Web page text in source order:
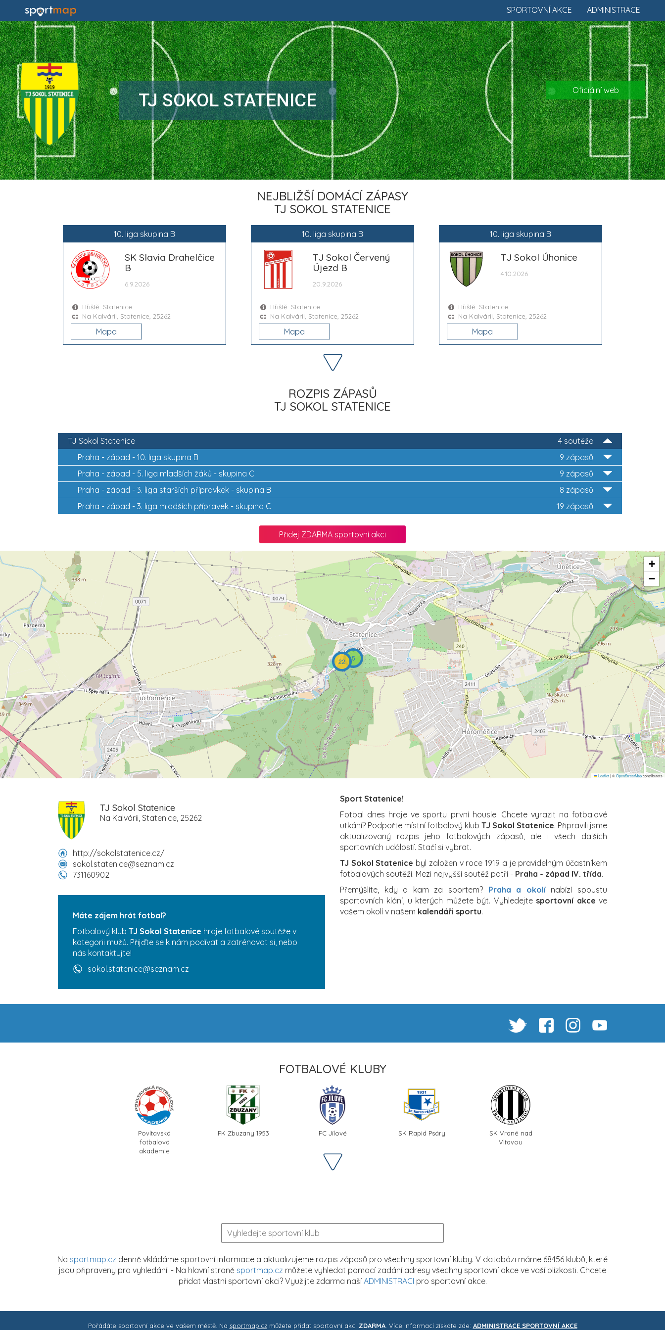
ADMINISTRACE
SPORTOVNÍ AKCE
TJ SOKOL STATENICE Oficiální web
NEJBLIŽŠÍ DOMÁCÍ ZÁPASY
TJ SOKOL STATENICE
10. liga skupina B
SK Slavia Drahelčice
B
6.9.2026
Hřiště: Statenice
Na Kalvárii, Statenice, 25262
Mapa
10. liga skupina B
TJ Sokol Červený
Újezd B
20.9.2026
Hřiště: Statenice
Na Kalvárii, Statenice, 25262
Mapa
10. liga skupina B
TJ Sokol Úhonice
4.10.2026
Hřiště: Statenice
Na Kalvárii, Statenice, 25262
Mapa
ROZPIS ZÁPASŮ
TJ SOKOL STATENICE
4 soutěže
TJ Sokol Statenice
9 zápasů
Praha - západ - 10. liga skupina B
9 zápasů
Praha - západ - 5. liga mladších žáků - skupina C
8 zápasů
Praha - západ - 3. liga starších přípravkek - skupina B
19 zápasů
Praha - západ - 3. liga mladších přípravek - skupina C
Přidej ZDARMA sportovní akci
5
22
+
−
Leaflet|©OpenStreetMapcontributors
TJ Sokol Statenice
Na Kalvárii, Statenice, 25262
http://sokolstatenice.cz/
sokol.statenice@seznam.cz
731160902
Máte zájem hrát fotbal?
Fotbalový klub TJ Sokol Statenice hraje fotbalové soutěže v
kategorii mužů. Přijďte se k nám podívat a zatrénovat si, nebo
nás kontaktujte!
sokol.statenice@seznam.cz
Sport Statenice!
Fotbal dnes hraje ve sportu první housle. Chcete vyrazit na fotbalové
utkání? Podpořte místní fotbalový klub TJ Sokol Statenice. Připravili jsme
aktualizovaný rozpis jeho fotbalových zápasů, ale i všech dalších
sportovních událostí. Stačí si vybrat.
TJ Sokol Statenice byl založen v roce 1919 a je pravidelným účastníkem
fotbalových soutěží. Mezi nejvyšší soutěž patří - Praha - západ IV. třída.
Přemýšlíte, kdy a kam za sportem? Praha a okolínabízí spoustu
sportovních klání, u kterých můžete být. Vyhledejte sportovní akce ve
vašem okolí v našem kalendáři sportu.
FOTBALOVÉ KLUBY
Povltavská
fotbalová
akademie
FK Zbuzany 1953 FC Jílové SK Rapid Psáry
SK Vrané nad
Vltavou
Na sportmap.cz denně vkládáme sportovní informace a aktualizujeme rozpis zápasů pro všechny sportovní kluby. V databázi máme 68456 klubů, které
jsou připraveny pro vyhledání. - Na hlavní straně sportmap.cz můžete vyhledat pomocí zadání adresy všechny sportovní akce ve vaší blízkosti. Chcete
přidat vlastní sportovní akci? Využijte zdarma naší ADMINISTRACI pro sportovní akce.
Pořádáte sportovní akce ve vašem městě. Na sportmap.czmůžete přidat sportovní akci ZDARMA. Více informací získáte zde: ADMINISTRACE SPORTOVNÍ AKCE